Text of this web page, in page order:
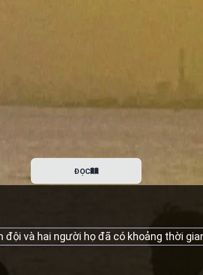
ĐỌC
và hai người họ đã có khoảng thời